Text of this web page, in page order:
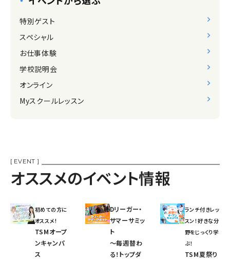
特別ゲスト
スペシャル
お仕事体験
学校説明会
オンライン
Myスクールレッスン
[ EVENT ]
オススメのイベント情報
初めての方に
オススメ!
TSMオープ
ンキャンパ
ス
Dリーガー・
サマーサミッ
ト
〜毎週替わ
る！トップダ
ランチ付きレッ
スン！好きな分
野をじっくり学
ぶ！
TSM夏祭り